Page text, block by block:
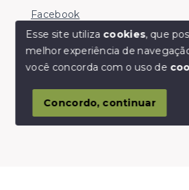
Olá! somos da Linkmob, como
Facebook
© Copyright 2026 - Youinvest -
SITE PARA IMOBILIARIA
Esse site utiliza cookies, que
melhor experiência de
você concorda com o uso de
Concordo, continuar